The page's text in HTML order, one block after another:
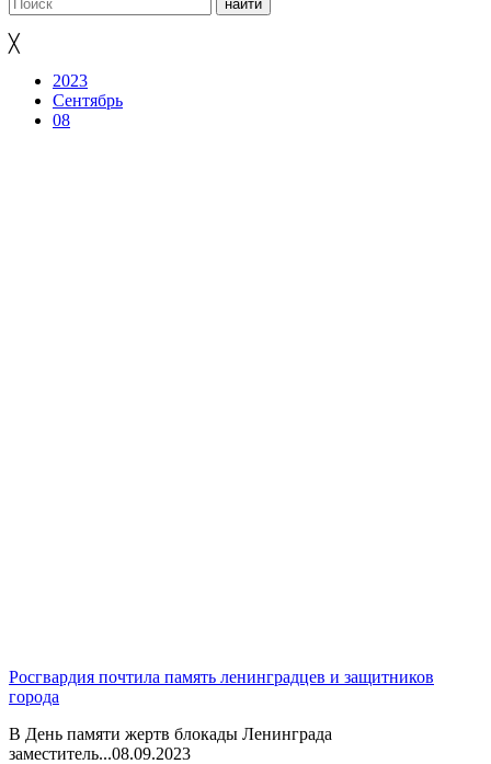
╳
2023
Сентябрь
08
Росгвардия почтила память ленинградцев и защитников
города
В День памяти жертв блокады Ленинграда
заместитель...08.09.2023